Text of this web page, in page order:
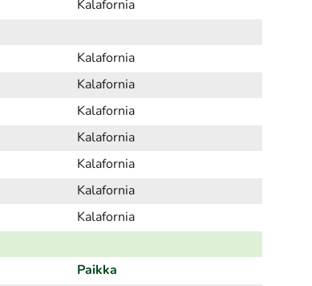
Kalafornia
Kalafornia
Kalafornia
Kalafornia
Kalafornia
Kalafornia
Kalafornia
Kalafornia
Paikka